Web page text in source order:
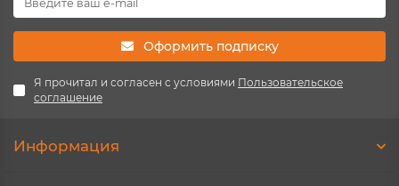
Оформить подписку
Я прочитал и согласен с условиями Пользовательское
соглашение
Информация